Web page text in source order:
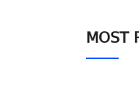
MOST